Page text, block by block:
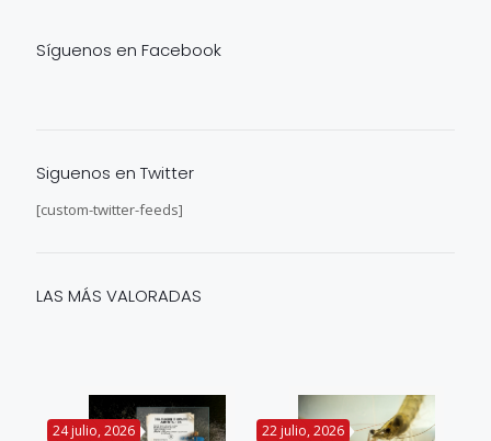
Síguenos en Facebook
Siguenos en Twitter
[custom-twitter-feeds]
LAS MÁS VALORADAS
24 julio, 2026 22 julio, 2026